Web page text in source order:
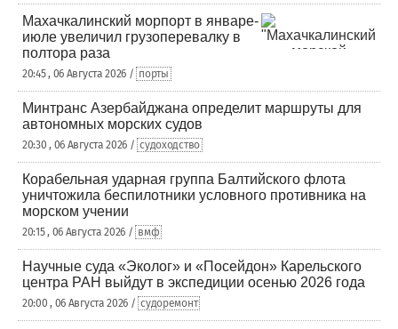
Махачкалинский морпорт в январе-
июле увеличил грузоперевалку в
полтора раза
20:45 , 06 Августа 2026 / порты
Минтранс Азербайджана определит маршруты для
автономных морских судов
20:30 , 06 Августа 2026 / судоходство
Корабельная ударная группа Балтийского флота
уничтожила беспилотники условного противника на
морском учении
20:15 , 06 Августа 2026 / вмф
Научные суда «Эколог» и «Посейдон» Карельского
центра РАН выйдут в экспедиции осенью 2026 года
20:00 , 06 Августа 2026 / судоремонт